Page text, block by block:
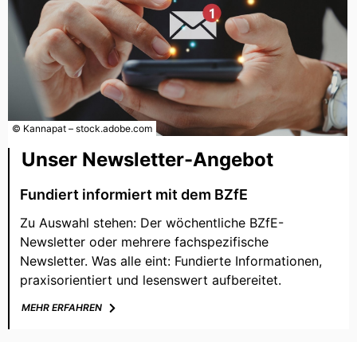
© Kannapat – stock.adobe.com
Unser Newsletter-Angebot
Fundiert informiert mit dem BZfE
Zu Auswahl stehen: Der wöchentliche BZfE-
Newsletter oder mehrere fachspezifische
Newsletter. Was alle eint: Fundierte Informationen,
praxisorientiert und lesenswert aufbereitet.
MEHR ERFAHREN